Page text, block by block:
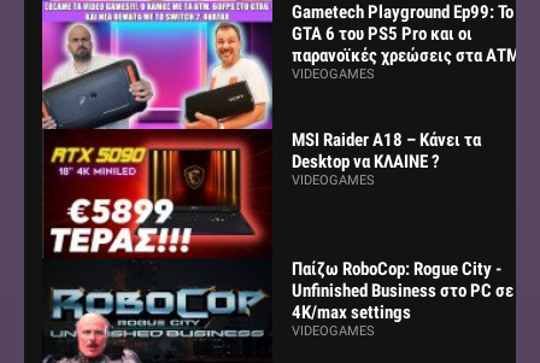
Gametech Playground Ep99: Το
GTA 6 του PS5 Pro και οι
παρανοϊκές χρεώσεις στα ΑΤΜ
VIDEOGAMES
MSI Raider A18 – Κάνει τα
Desktop να ΚΛΑΙΝΕ ?
VIDEOGAMES
Παίζω RoboCop: Rogue City -
Unfinished Business στο PC σε
4K/max settings
VIDEOGAMES